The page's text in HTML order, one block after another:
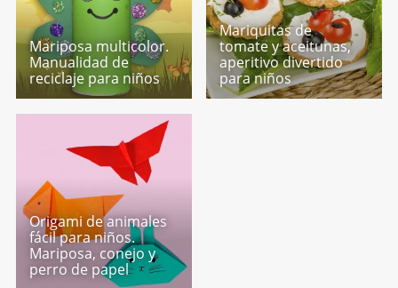
Mariposa multicolor.
Manualidad de
reciclaje para niños
Mariquitas de
tomate y aceitunas,
aperitivo divertido
para niños
Origami de animales
fácil para niños.
Mariposa, conejo y
perro de papel